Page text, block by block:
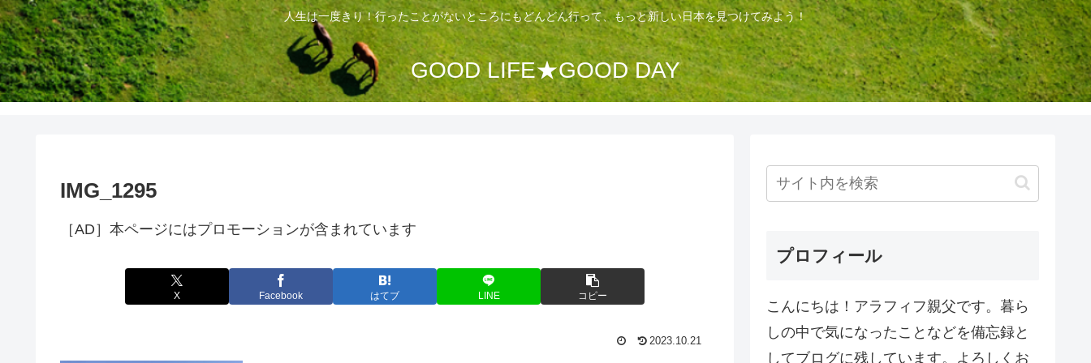
人生は一度きり！行ったことがないところにもどんどん行って、もっと新しい日本を見つけてみよう！
GOOD LIFE★GOOD DAY
IMG_1295
［AD］本ページにはプロモーションが含まれています
X Facebook はてブ LINE コピー
2023.10.21
プロフィール
こんにちは！アラフィフ親父です。暮ら
しの中で気になったことなどを備忘録と
してブログに残しています。よろしくお